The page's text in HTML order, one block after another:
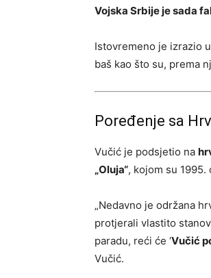
Vojska Srbije je sada
Istovremeno je izrazio
baš kao što su, prema
Poređenje sa
Vučić je podsjetio na
„Oluja“, kojom su
„Nedavno je održana
protjerali vlastito
paradu, reći će ‘Vučić
Vučić.